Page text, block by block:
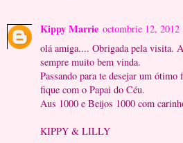
Kippy Marrie octombrie 12, 2012
olá amiga.... Obrigada pela visita.
sempre muito bem vinda.
Passando para te desejar um ótimo
fique com o Papai do Céu.
Aus 1000 e Beijos 1000 com
KIPPY & LILLY